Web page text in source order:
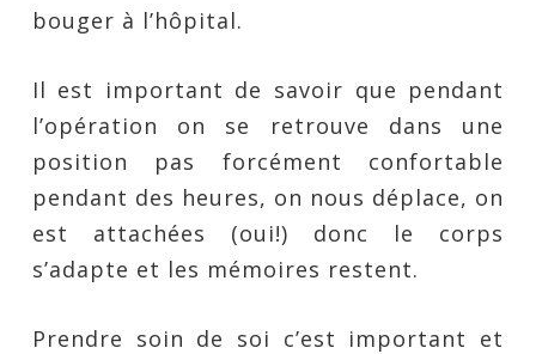
bouger à l’hôpital.
Il est important de savoir que pendant
l’opération on se retrouve dans une
position pas forcément confortable
pendant des heures, on nous déplace, on
est attachées (oui!) donc le corps
s’adapte et les mémoires restent.
Prendre soin de soi c’est important et